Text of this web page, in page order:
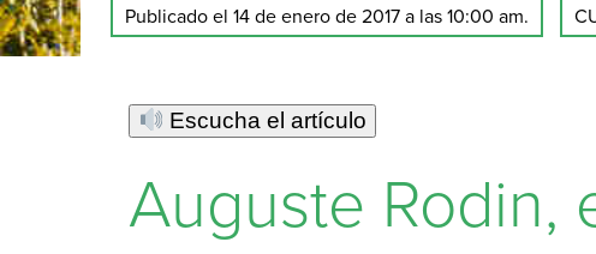
Publicado el 14 de enero de 2017 a las 10:00 am.
Escucha el artículo
Auguste Rodin,